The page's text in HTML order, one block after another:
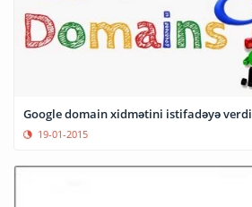
Google domain xidmətini istifadəyə verdi
19-01-2015